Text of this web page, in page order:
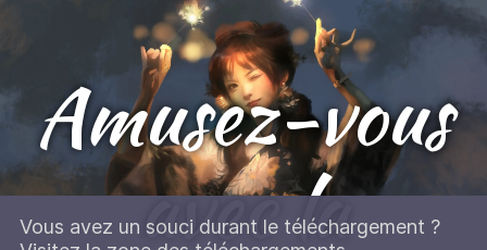
Amusez-vous
avec la
Vous avez un souci durant le téléchargement ?